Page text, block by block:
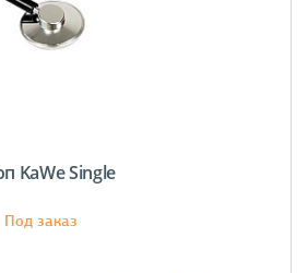
KaWe Single
Под заказ